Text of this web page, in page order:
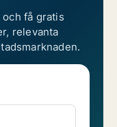
få gratis
relevanta